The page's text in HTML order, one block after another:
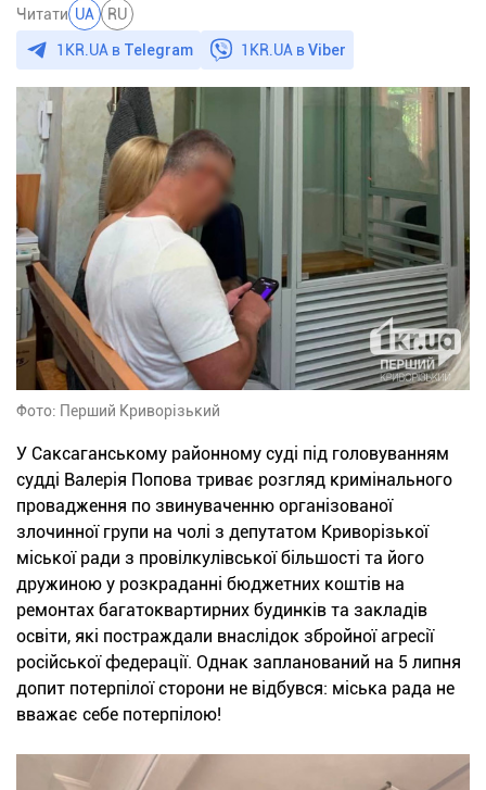
Читати UA RU
1KR.UA в Telegram 1KR.UA вViber
Фото: Перший Криворізький
У Саксаганському районному суді під головуванням
судді Валерія Попова триває розгляд кримінального
провадження по звинуваченню організованої
злочинної групи на чолі з депутатом Криворізької
міської ради з провілкулівської більшості та його
дружиною у розкраданні бюджетних коштів на
ремонтах багатоквартирних будинків та закладів
освіти, які постраждали внаслідок збройної агресії
російської федерації. Однак запланований на 5 липня
допит потерпілої сторони не відбувся: міська рада не
вважає себе потерпілою!